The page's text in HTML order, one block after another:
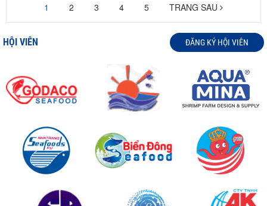
1 2 3 4 5 TRANG SAU
HỘI VIÊN ĐĂNG KÝ HỘI VIÊN